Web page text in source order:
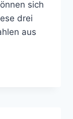
sich
drei
aus